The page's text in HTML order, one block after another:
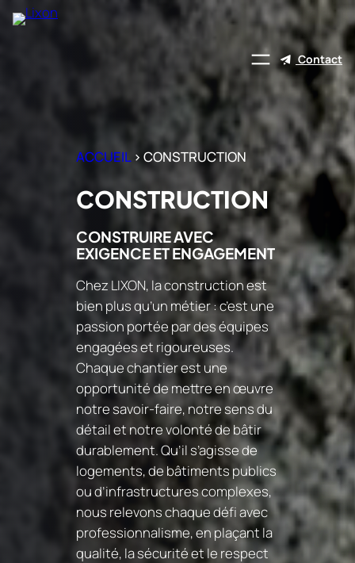
Aller
au
Contact
ACCUEIL> CONSTRUCTION
CONSTRUCTION
CONSTRUIRE AVEC
EXIGENCE ET ENGAGEMENT
Chez LIXON, la construction est
bien plus qu’un métier : c’est une
passion portée par des équipes
engagées et rigoureuses.
Chaque chantier est une
opportunité de mettre en œuvre
notre savoir-faire, notre sens du
détail et notre volonté de bâtir
durablement. Qu’il s’agisse de
logements, de bâtiments publics
ou d’infrastructures complexes,
nous relevons chaque défi avec
professionnalisme, en plaçant la
qualité, la sécurité et le respect